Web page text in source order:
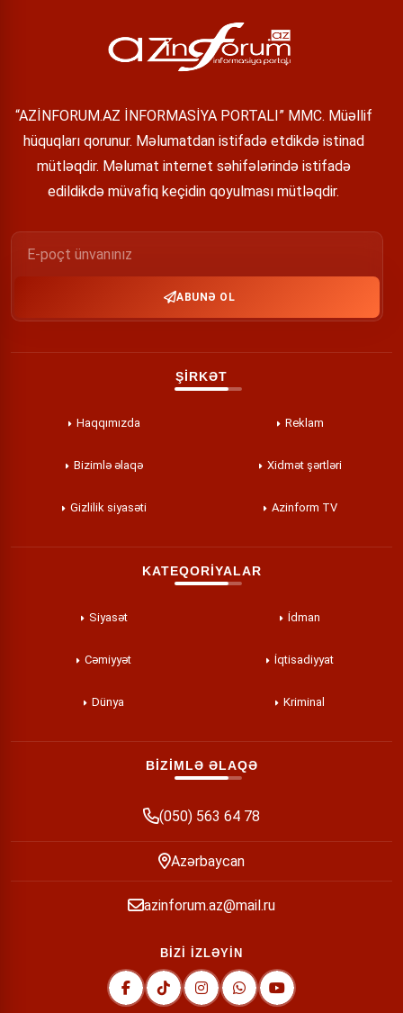
“AZİNFORUM.AZ İNFORMASİYA PORTALI” MMC. Müəllif
hüquqları qorunur. Məlumatdan istifadə etdikdə istinad
mütləqdir. Məlumat internet səhifələrində istifadə
edildikdə müvafiq keçidin qoyulması mütləqdir.
ABUNƏ OL
ŞİRKƏT
Haqqımızda Reklam
Bizimlə əlaqə Xidmət şərtləri
Gizlilik siyasəti Azinform TV
KATEQORİYALAR
Siyasət İdman
Cəmiyyət İqtisadiyyat
Dünya Kriminal
BİZİMLƏ ƏLAQƏ
(050) 563 64 78
Azərbaycan
azinforum.az@mail.ru
BİZİ İZLƏYİN